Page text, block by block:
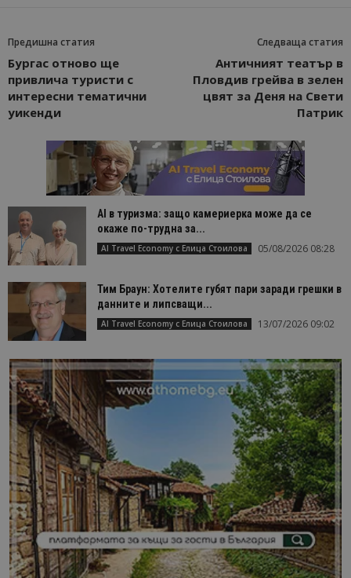
Предишна статия
Бургас отново ще
привлича туристи с
интересни тематични
уикенди
Следваща статия
Античният театър в
Пловдив грейва в зелен
цвят за Деня на Свети
Патрик
AI в туризма: защо камериерка може да се
окаже по-трудна за...
AI Travel Economy с Елица Стоилова 05/08/2026 08:28
Тим Браун: Хотелите губят пари заради грешки в
данните и липсващи...
AI Travel Economy с Елица Стоилова 13/07/2026 09:02